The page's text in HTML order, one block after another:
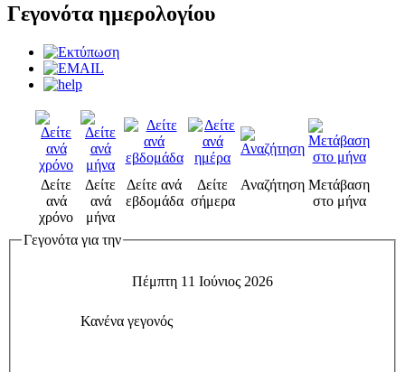
Γεγονότα ημερολογίου
Δείτε
ανά
χρόνο
Δείτε
ανά
μήνα
Δείτε ανά
εβδομάδα
Δείτε
σήμερα
Αναζήτηση Μετάβαση
στο μήνα
Γεγονότα για την
Πέμπτη 11 Ιούνιος 2026
Κανένα γεγονός